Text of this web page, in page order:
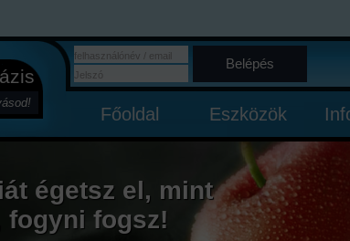
Belépés
Főoldal Eszközök
égetsz el, mint
fogyni fogsz!